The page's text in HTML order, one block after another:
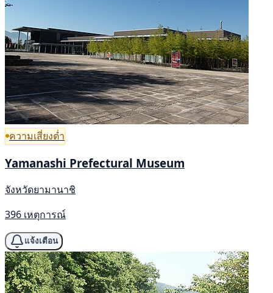
ความเสี่ยงต่ำ
Yamanashi Prefectural Museum
จังหวัดยามานาชิ
396 เหตุการณ์
แจ้งเตือน